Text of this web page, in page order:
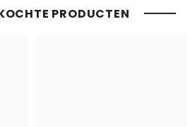
PRODUCTEN